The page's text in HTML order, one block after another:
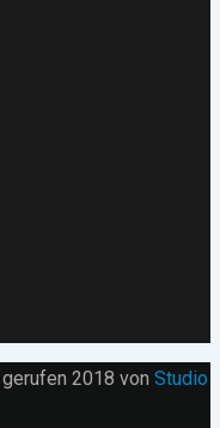
2018 von Studio